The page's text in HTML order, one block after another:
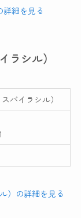
細を見る
ラシル）
バイラシル）
）の詳細を見る